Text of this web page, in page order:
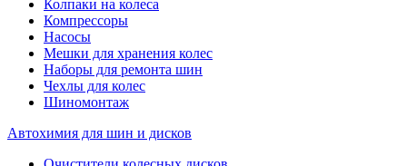
Колпаки на колеса
Компрессоры
Насосы
Мешки для хранения колес
Наборы для ремонта шин
Чехлы для колес
Шиномонтаж
Автохимия для шин и дисков